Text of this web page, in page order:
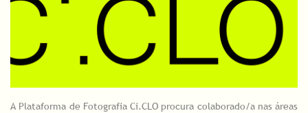
A Plataforma de Fotografia Ci.CLO procura colaborado/a nas áreas